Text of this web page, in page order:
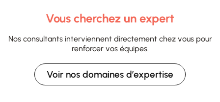
Vous cherchez un expert
Nos consultants interviennent directement chez vous pour
renforcer vos équipes.
Voir nos domaines d’expertise